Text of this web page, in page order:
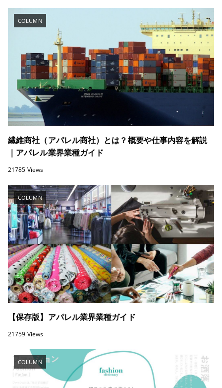
COLUMN
繊維商社（アパレル商社）とは？概要や仕事内容を解説
｜アパレル業界業種ガイド
21785 Views
COLUMN
【保存版】アパレル業界業種ガイド
21759 Views
COLUMN